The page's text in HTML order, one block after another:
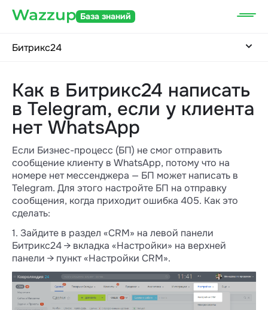
База знаний
Битрикс24
Как в Битрикс24 написать
в Telegram, если у клиента
нет WhatsApp
Если Бизнес-процесс (БП) не смог отправить
сообщение клиенту в WhatsApp, потому что на
номере нет мессенджера — БП может написать в
Telegram. Для этого настройте БП на отправку
сообщения, когда приходит ошибка 405. Как это
сделать:
1. Зайдите в раздел «CRM» на левой панели
Битрикс24 → вкладка «Настройки» на верхней
панели → пункт «Настройки CRM».